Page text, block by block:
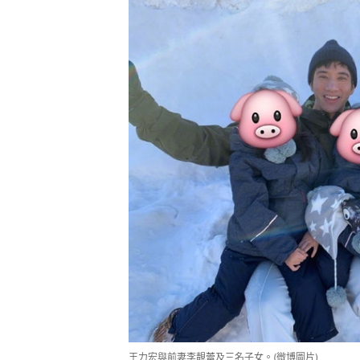
王力宏與前妻李靚蕾及三名子女。(微博圖片)